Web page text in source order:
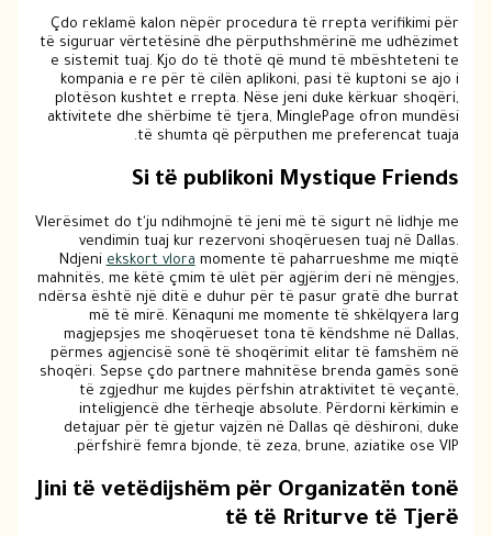
Çdo reklamë kalon nëpër procedura të rrepta verifikimi për
të siguruar vërtetësinë dhe përputhshmërinë me udhëzimet
e sistemit tuaj. Kjo do të thotë që mund të mbështeteni te
kompania e re për të cilën aplikoni, pasi të kuptoni se ajo i
plotëson kushtet e rrepta. Nëse jeni duke kërkuar shoqëri,
aktivitete dhe shërbime të tjera, MinglePage ofron mundësi
të shumta që përputhen me preferencat tuaja.
Si të publikoni Mystique Friends
Vlerësimet do t'ju ndihmojnë të jeni më të sigurt në lidhje me
vendimin tuaj kur rezervoni shoqëruesen tuaj në Dallas.
Ndjeniekskort vloramomente të paharrueshme me miqtë
mahnitës, me këtë çmim të ulët për agjërim deri në mëngjes,
ndërsa është një ditë e duhur për të pasur gratë dhe burrat
më të mirë. Kënaquni me momente të shkëlqyera larg
magjepsjes me shoqërueset tona të këndshme në Dallas,
përmes agjencisë sonë të shoqërimit elitar të famshëm në
shoqëri. Sepse çdo partnere mahnitëse brenda gamës sonë
të zgjedhur me kujdes përfshin atraktivitet të veçantë,
inteligjencë dhe tërheqje absolute. Përdorni kërkimin e
detajuar për të gjetur vajzën në Dallas që dëshironi, duke
përfshirë femra bjonde, të zeza, brune, aziatike ose VIP.
Jini të vetëdijshëm për Organizatën tonë
të të Rriturve të Tjerë